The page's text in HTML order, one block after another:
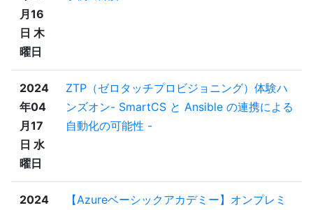
月16
日 木
曜日
2024
年04
月17
日 水
曜日
ZTP（ゼロタッチプロビジョニング）体験ハ
ンズオン- SmartCS と Ansible の連携による
自動化の可能性 -
2024
【Azureベーシックアカデミー】オンプレミ